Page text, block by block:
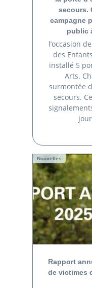
secours.
campagne
public
l’occasion
des
installé 5
Arts.
surmontée
secours.
Nouvelles
Rapport
de victimes